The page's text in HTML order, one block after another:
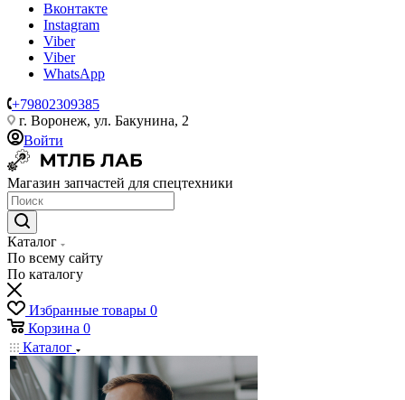
Вконтакте
Instagram
Viber
Viber
WhatsApp
+79802309385
г. Воронеж, ул. Бакунина, 2
Войти
Магазин запчастей для спецтехники
Каталог
По всему сайту
По каталогу
Избранные товары 0
Корзина 0
Каталог